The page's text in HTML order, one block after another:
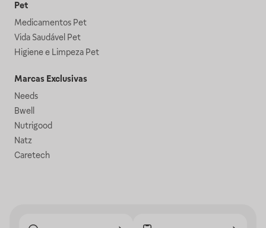
Pet
Medicamentos Pet
Vida Saudável Pet
Higiene e Limpeza Pet
Marcas Exclusivas
Needs
Bwell
Nutrigood
Natz
Caretech